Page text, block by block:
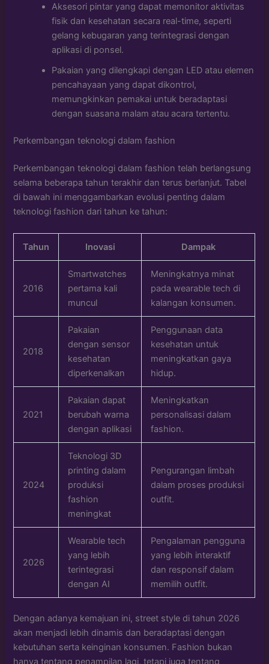
Aksesori pintar yang dapat memonitor aktivitas
fisik dan kesehatan secara real-time, seperti
gelang kebugaran yang terintegrasi dengan
aplikasi di ponsel.
Pakaian yang dilengkapi dengan LED atau elemen
pencahayaan yang dapat dikontrol,
memungkinkan pemakai untuk beradaptasi
dengan suasana malam atau acara tertentu.
Perkembangan teknologi dalam fashion
Perkembangan teknologi dalam fashion telah berlangsung
selama beberapa tahun terakhir dan terus berlanjut. Tabel
di bawah ini menggambarkan evolusi penting dalam
teknologi fashion dari tahun ke tahun:
Tahun Inovasi Dampak
2016
Smartwatches
pertama kali
muncul
Meningkatnya minat
pada wearable tech di
kalangan konsumen.
2018
Pakaian
dengan sensor
kesehatan
diperkenalkan
Penggunaan data
kesehatan untuk
meningkatkan gaya
hidup.
2021
Pakaian dapat
berubah warna
dengan aplikasi
Meningkatkan
personalisasi dalam
fashion.
2024
Teknologi 3D
printing dalam
produksi
fashion
meningkat
Pengurangan limbah
dalam proses produksi
outfit.
2026
Wearable tech
yang lebih
terintegrasi
dengan AI
Pengalaman pengguna
yang lebih interaktif
dan responsif dalam
memilih outfit.
Dengan adanya kemajuan ini, street style di tahun 2026
akan menjadi lebih dinamis dan beradaptasi dengan
kebutuhan serta keinginan konsumen. Fashion bukan
hanya tentang penampilan lagi, tetapi juga tentang